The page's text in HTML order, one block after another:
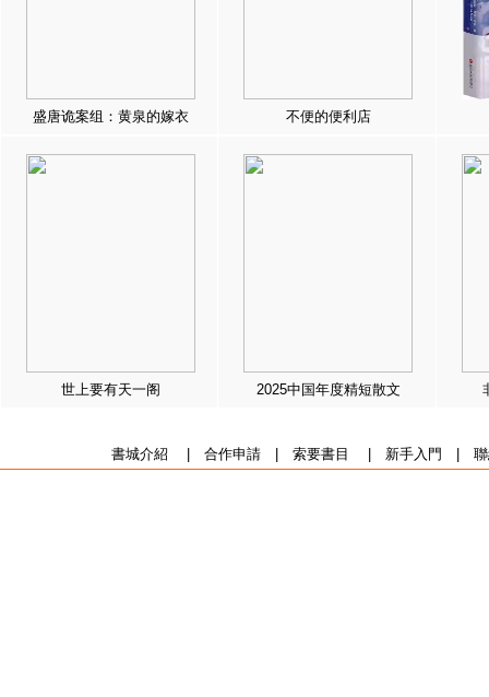
盛唐诡案组：黄泉的嫁衣 不便的便利店
世上要有天一阁 2025中国年度精短散文
書城介紹 合作申請| 索要書目 新手入門